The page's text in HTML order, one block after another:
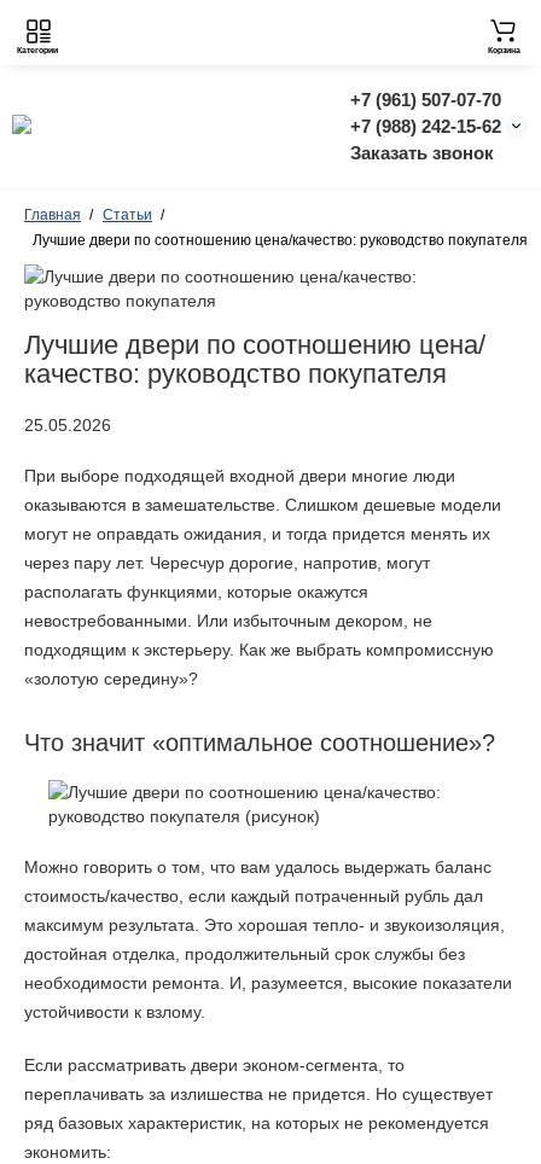
+7 (961) 507-07-70
+7 (988) 242-15-62
Заказать звонок
Категории Корзина
Главная
Статьи
Лучшие двери по соотношению цена/качество: руководство покупателя
Лучшие двери по соотношению цена/
качество: руководство покупателя
25.05.2026
При выборе подходящей входной двери многие люди
оказываются в замешательстве. Слишком дешевые модели
могут не оправдать ожидания, и тогда придется менять их
через пару лет. Чересчур дорогие, напротив, могут
располагать функциями, которые окажутся
невостребованными. Или избыточным декором, не
подходящим к экстерьеру. Как же выбрать компромиссную
«золотую середину»?
Что значит «оптимальное соотношение»?
Можно говорить о том, что вам удалось выдержать баланс
стоимость/качество, если каждый потраченный рубль дал
максимум результата. Это хорошая тепло- и звукоизоляция,
достойная отделка, продолжительный срок службы без
необходимости ремонта. И, разумеется, высокие показатели
устойчивости к взлому.
Если рассматривать двери эконом-сегмента, то
переплачивать за излишества не придется. Но существует
ряд базовых характеристик, на которых не рекомендуется
экономить: